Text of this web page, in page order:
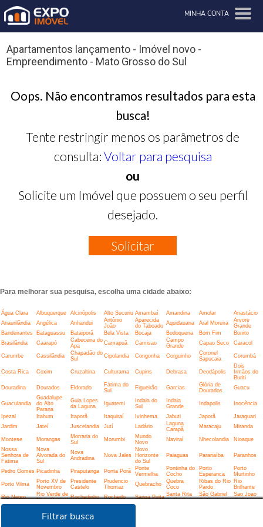
MINHA CONTA
Filtrar busca
Apartamentos lançamento - Imóvel novo -
Empreendimento - Mato Grosso do Sul
Oops. Não encontramos resultados para esta
busca!
Tente restringir menos os parâmetros de
consulta: Voltar para pesquisa
ou
Solicite um Imóvel que possuem o seu perfil
desejado.
Solicitar
Para melhorar sua pesquisa, escolha uma cidade abaixo:
Água Clara Albuquerque Alcinópolis Alto Sucuriu Amambaí Amandina Amolar
Anastácio
Anaurilândia
Angélica Anhandui
Antônio
João
Aparecida
do Taboado Aquidauana Aral Moreira
Arvore
Grande
Bandeirantes
Bataguassu Bataiporã Bela Vista Bocaja Bodoquena Bom Fim
Bonito
Brasilândia
Caarapó
Cabeceira do
Apa
Camapuã Camisao
Campo
Grande
Capao Seco Caracol
Carumbe Cassilândia
Chapadão do
Sul
Cipolandia Congonha Corguinho
Coronel
Sapucaia
Corumbá
Costa Rica Coxim Cruzaltina Culturama Cupins Debrasa Deodápolis
Dois
Irmãos do
Buriti
Douradina
Dourados Eldorado
Fátima do
Sul
Figueirão Garcias
Glória de
Dourados
Guacu
Guaculandia
Guadalupe
do Alto
Parana
Guia Lopes
da Laguna
Iguatemi
Indaia do
Sul
Indaia
Grande
Indapolis Inocência
Ipezal Itahum Itaporã Itaquiraí Ivinhema Jabuti Japorã
Jaraguari
Jardim
Jateí Juscelandia Jutí Ladário
Laguna
Carapã
Maracaju Miranda
Montese Morangas
Morraria do
Sul
Morumbi
Mundo
Novo
Naviraí Nhecolandia
Nioaque
Nossa
Senhora de
Fatima
Nova
Alvorada do
Sul
Nova
Andradina
Nova Jales
Novo
Horizonte
do Sul
Paiaguas Paranaíba Paranhos
Pedro Gomes Picadinha Piraputanga Ponta Porã
Ponte
Vermelha
Pontinha do
Cocho
Porto
Esperanca
Porto
Murtinho
Porto Vilma
Porto XV de
Novembro
Presidente
Castelo
Prudencio
Thomaz
Quebracho
Quebra
Coco
Ribas do Rio
Pardo
Rio
Brilhante
Rio Negro
Rio Verde de
Mato Grosso Rochedinho Rochedo Sanga Puita Santa Rita
do Pardo
São Gabriel
do Oeste
Sao Joao
do Apore
Sao Jose do